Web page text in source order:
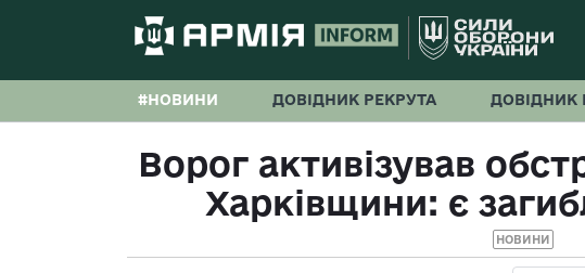
#НОВИНИ ДОВІДНИК РЕКРУТА ДОВІДНИК
Ворог активізував
Харківщини: є
НОВИНИ